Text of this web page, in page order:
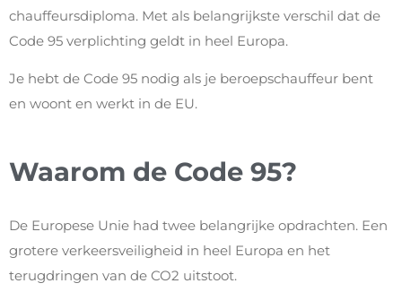
chauffeursdiploma. Met als belangrijkste verschil dat de
Code 95 verplichting geldt in heel Europa.
Je hebt de Code 95 nodig als je beroepschauffeur bent
en woont en werkt in de EU.
Waarom de Code 95?
De Europese Unie had twee belangrijke opdrachten. Een
grotere verkeersveiligheid in heel Europa en het
terugdringen van de CO2 uitstoot.